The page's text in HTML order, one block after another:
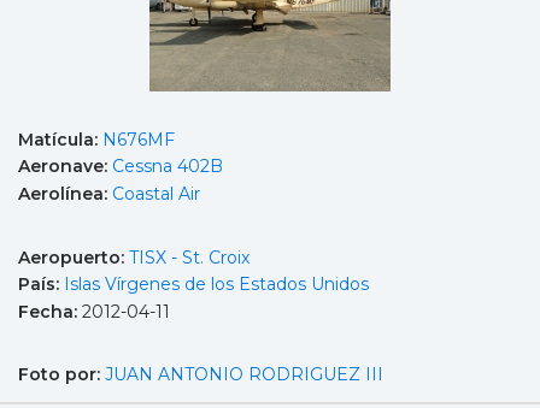
Matícula: N676MF
Aeronave: Cessna 402B
Aerolínea: Coastal Air
Aeropuerto: TISX - St. Croix
País: Islas Vírgenes de los Estados Unidos
Fecha: 2012-04-11
Foto por: JUAN ANTONIO RODRIGUEZ III